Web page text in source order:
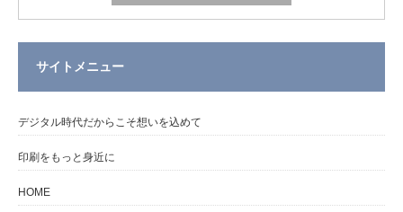
サイトメニュー
デジタル時代だからこそ想いを込めて
印刷をもっと身近に
HOME